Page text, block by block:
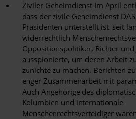
Ziviler Geheimdienst Im April
dass der zivile Geheimdienst
Präsidenten unterstellt ist, seit
widerrechtlich
Oppositionspolitiker, Richter und
ausspionierte, um deren Arbeit
zunichte zu machen. Berichten
enger Zusammenarbeit mit
Auch Angehörige des
Kolumbien und internationale
Menschenrechtsverteidiger